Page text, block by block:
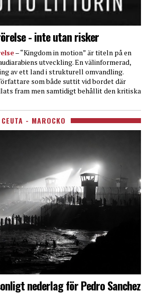
- inte utan risker
– “Kingdom in motion” är titeln på en
utveckling. En välinformerad,
av ett land i strukturell omvandling.
som både suttit vid bordet där
fram men samtidigt behållit den kritiska
CEUTA - MAROCKO
nederlag för Pedro Sanchez